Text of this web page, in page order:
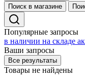
Поиск в магазине
Популярные запросы
в наличии на складе
Ваши запросы
Все результаты
Товары не найдены